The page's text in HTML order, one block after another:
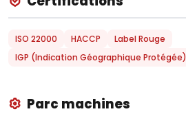
ISO 22000 HACCP
Label Rouge
IGP (Indication Géographique Protégée)
Parc machines